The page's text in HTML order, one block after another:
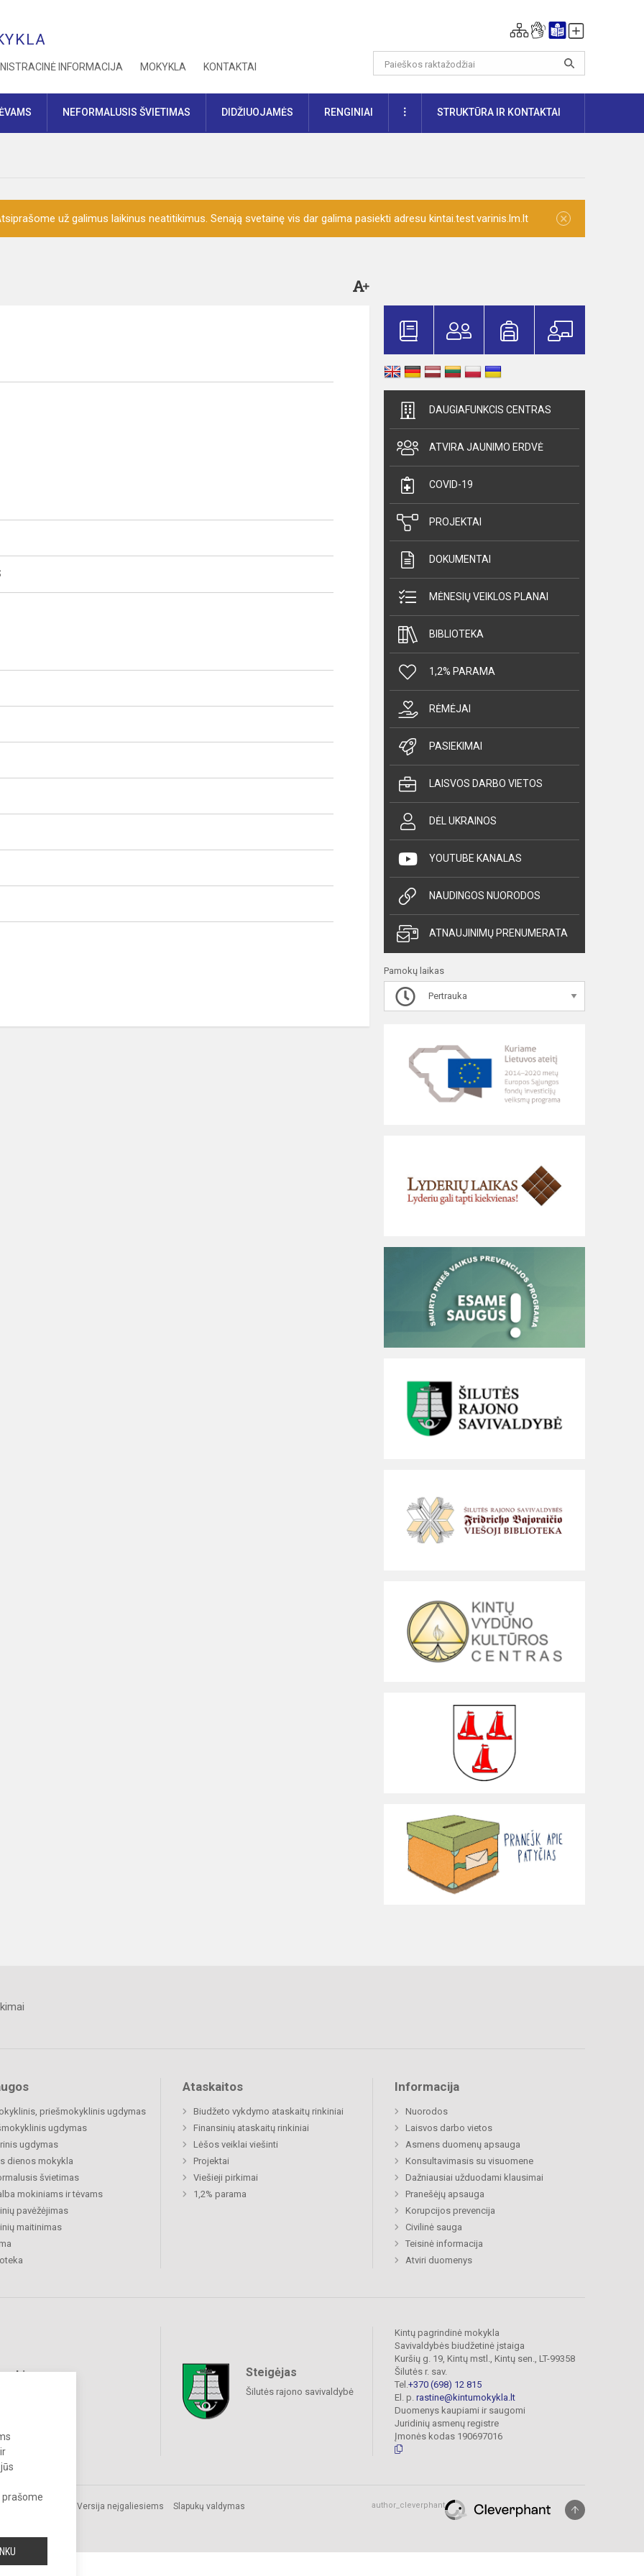
prašome
INFORMACIJA MOKYKLA KONTAKTAI
NEFORMALUSIS ŠVIETIMAS DIDŽIUOJAMĖS RENGINIAI DAUGIAUSTRUKTŪRA IR KONTAKTAI
už galimus laikinus neatitikimus. Senają svetainę vis dar galima pasiekti adresu kintai.test.varinis.lm.lt ×
DAUGIAFUNKCIS CENTRAS
ATVIRA JAUNIMO ERDVĖ
COVID-19
PROJEKTAI
DOKUMENTAI
MĖNESIŲ VEIKLOS PLANAI
BIBLIOTEKA
1,2% PARAMA
RĖMĖJAI
PASIEKIMAI
LAISVOS DARBO VIETOS
DĖL UKRAINOS
YOUTUBE KANALAS
NAUDINGOS NUORODOS
ATNAUJINIMŲ PRENUMERATA
Pamokų laikas
Pertrauka
priešmokyklinis ugdymas
ugdymas
ugdymas
dienos mokykla
švietimas
mokiniams ir tėvams
pavėžėjimas
maitinimas
Ataskaitos
Biudžeto vykdymo ataskaitų rinkiniai
Finansinių ataskaitų rinkiniai
Lėšos veiklai viešinti
Projektai
Viešieji pirkimai
1,2% parama
Informacija
Nuorodos
Laisvos darbo vietos
Asmens duomenų apsauga
Konsultavimasis su visuomene
Dažniausiai užduodami klausimai
Pranešėjų apsauga
Korupcijos prevencija
Civilinė sauga
Teisinė informacija
Atviri duomenys
Steigėjas
Šilutės rajono savivaldybė
Kintų pagrindinė mokykla
Savivaldybės biudžetinė įstaiga
Kuršių g. 19, Kintų mstl., Kintų sen., LT-99358
Šilutės r. sav.
Tel.+370 (698) 12 815
El. p. rastine@kintumokykla.lt
Duomenys kaupiami ir saugomi
Juridinių asmenų registre
Įmonės kodas 190697016
Versija neįgaliesiems Slapukų valdymas author_cleverphant